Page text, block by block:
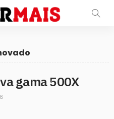
gama 500X